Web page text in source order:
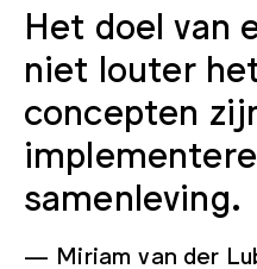
Het doel van
niet louter
concepten
samenleving.
Miriam van der